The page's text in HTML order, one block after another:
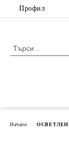
Профил
Начало